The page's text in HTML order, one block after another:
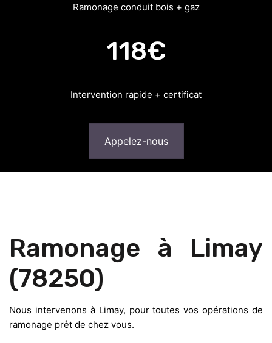
Ramonage conduit bois + gaz
118€
Intervention rapide + certificat
Appelez-nous
Ramonage à Limay
(78250)
Nous intervenons à Limay, pour toutes vos opérations de
ramonage prêt de chez vous.